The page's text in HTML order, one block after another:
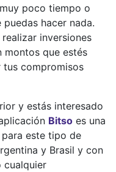
poco tiempo o
hacer nada.
inversiones
montos que estés
tus compromisos
y estás interesado
Bitso es una
este tipo de
y Brasil y con
cualquier